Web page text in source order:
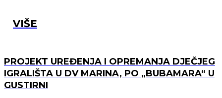
VIŠE
PROJEKT UREĐENJA I OPREMANJA DJEČJEG
IGRALIŠTA U DV MARINA, PO „BUBAMARA“ U
GUSTIRNI